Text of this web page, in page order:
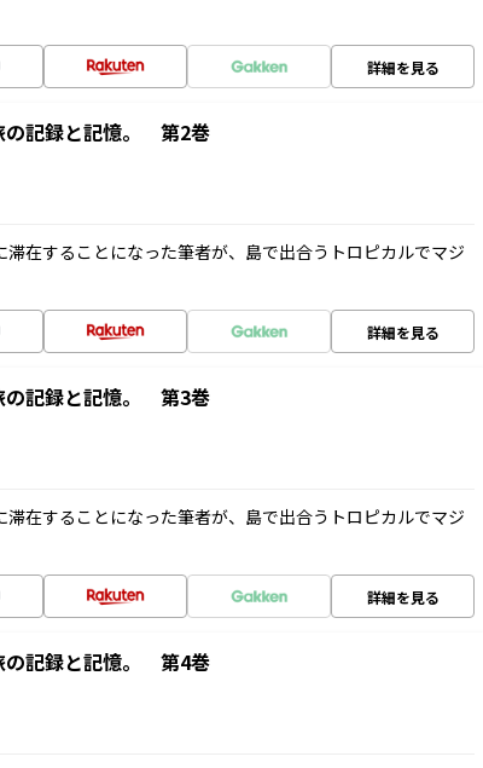
詳細を見る
記録と記憶。 第2巻
在することになった筆者が、島で出合うトロピカルでマジ
詳細を見る
記録と記憶。 第3巻
在することになった筆者が、島で出合うトロピカルでマジ
詳細を見る
記録と記憶。 第4巻